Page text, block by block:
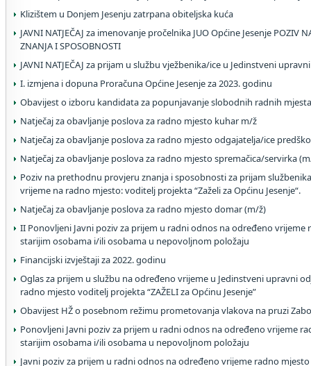
Klizištem u Donjem Jesenju zatrpana obiteljska kuća
JAVNI NATJEČAJ za imenovanje pročelnika JUO Općine Jesenje POZIV
ZNANJA I SPOSOBNOSTI
JAVNI NATJEČAJ za prijam u službu vježbenika/ice u Jedinstveni
I. izmjena i dopuna Proračuna Općine Jesenje za 2023. godinu
Obavijest o izboru kandidata za popunjavanje slobodnih radnih mjesta
Natječaj za obavljanje poslova za radno mjesto kuhar m/ž
Natječaj za obavljanje poslova za radno mjesto odgajatelja/ice
Natječaj za obavljanje poslova za radno mjesto spremačica/servirka
Poziv na prethodnu provjeru znanja i sposobnosti za prijam
vrijeme na radno mjesto: voditelj projekta “Zaželi za Općinu Jesenje“.
Natječaj za obavljanje poslova za radno mjesto domar (m/ž)
II Ponovljeni Javni poziv za prijem u radni odnos na određeno
starijim osobama i/ili osobama u nepovoljnom položaju
Financijski izvještaji za 2022. godinu
Oglas za prijem u službu na određeno vrijeme u Jedinstveni upravni
radno mjesto voditelj projekta “ZAŽELI za Općinu Jesenje”
Obavijest HŽ o posebnom režimu prometovanja vlakova na pruzi
Ponovljeni Javni poziv za prijem u radni odnos na određeno vrijeme
starijim osobama i/ili osobama u nepovoljnom položaju
Javni poziv za prijem u radni odnos na određeno vrijeme radno